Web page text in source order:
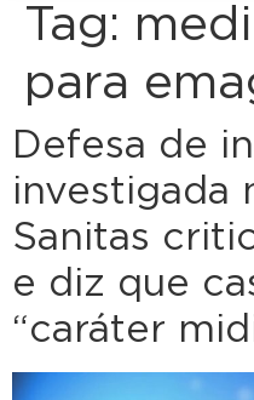
Tag:
para
Defesa de
investigada
Sanitas
e diz que
“caráter